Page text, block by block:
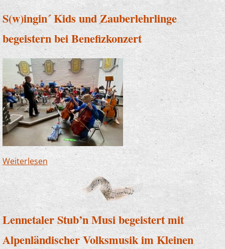
S(w)ingin´ Kids und Zauberlehrlinge
begeistern bei Benefizkonzert
Weiterlesen über S(w)ingin´ Kids und Zauberlehrlinge
begeistern bei Benefizkonzert
Lennetaler Stub’n Musi begeistert mit
Alpenländischer Volksmusik im Kleinen